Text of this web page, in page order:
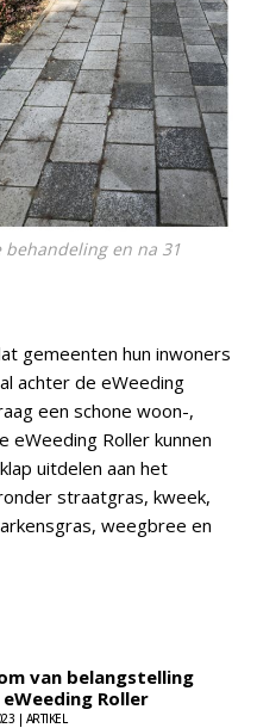
behandeling en na 31
gemeenten hun inwoners
achter de eWeeding
een schone woon-,
eWeeding Roller kunnen
uitdelen aan het
straatgras, kweek,
weegbree en
van belangstelling
Roller
| ARTIKEL